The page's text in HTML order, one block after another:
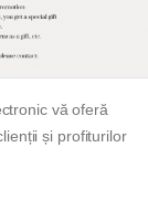
vă oferă
și profiturilor